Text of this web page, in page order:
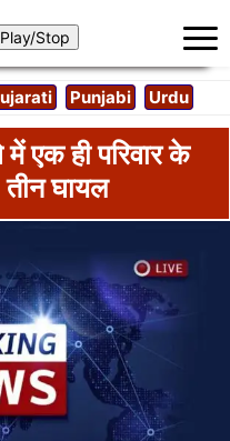
Punjabi Urdu
ही परिवार के
तीन घायल